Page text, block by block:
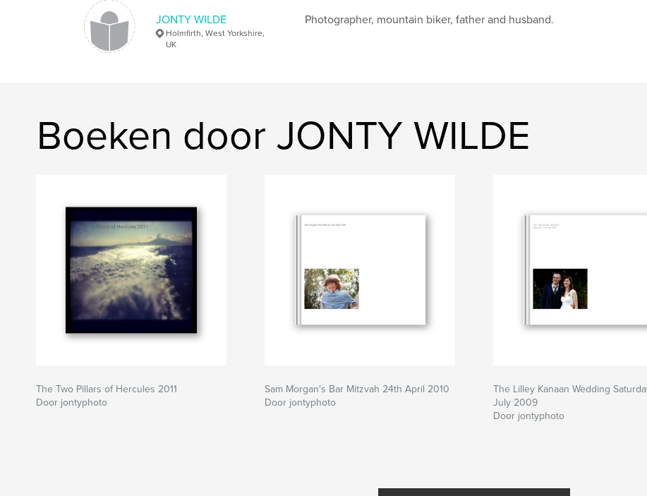
JONTY WILDE
Holmfirth, West Yorkshire,
UK
Photographer, mountain biker, father and husband.
Boeken door JONTY WILDE
The Two Pillars of Hercules 2011
Door jontyphoto
Sam Morgan's Bar Mitzvah 24th April 2010
Door jontyphoto
The Lilley Kanaan Wedding
July 2009
Door jontyphoto